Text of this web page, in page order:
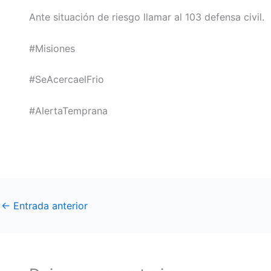
Ante situación de riesgo llamar al 103 defensa civil.
#Misiones
#SeAcercaelFrio
#AlertaTemprana
← Entrada anterior